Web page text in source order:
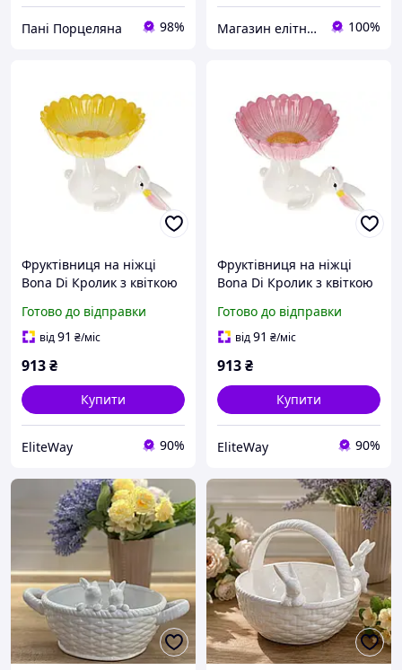
Пані Порцеляна 98% Магазин елітної парфумерії та косметики "Престиж" 100%
Фруктівниця на ніжці
Bona Di Кролик з квіткою
Готово до відправки
від91 ₴/міс
913₴
Купити
EliteWay 90%
Фруктівниця на ніжці
Bona Di Кролик з квіткою
Готово до відправки
від91 ₴/міс
913₴
Купити
EliteWay 90%